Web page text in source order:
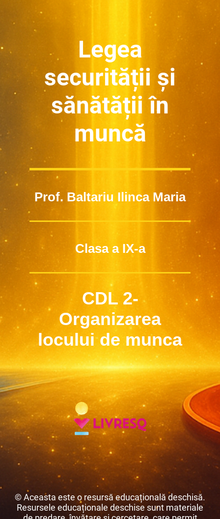
Legea
securității și
sănătății în
muncă
Prof. Baltariu Ilinca Maria
Clasa a IX-a
CDL 2-
Organizarea
locului de munca
© Aceasta este o resursă educațională deschisă.
Resursele educaționale deschise sunt materiale